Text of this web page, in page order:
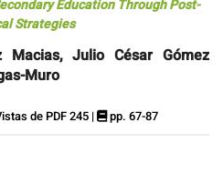
Education Through Post-
Strategies
Macias, Julio César Gómez
Muro
de PDF 245 | pp. 67-87